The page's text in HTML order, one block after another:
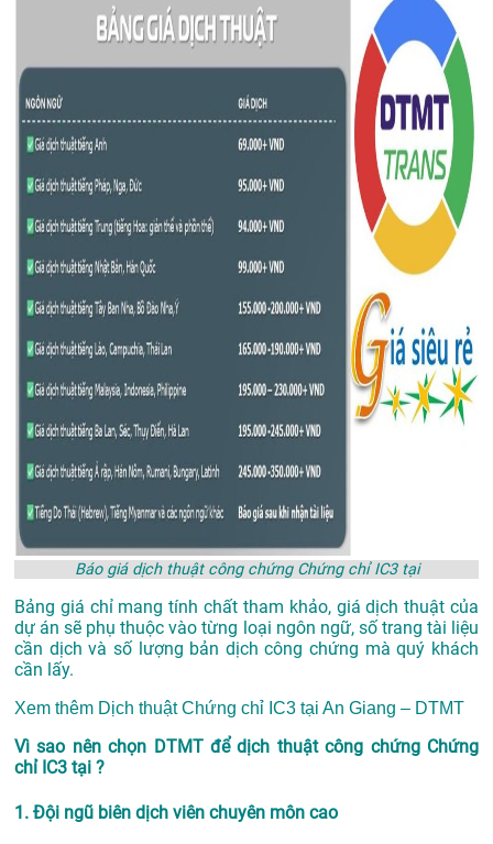
Báo giá dịch thuật công chứng Chứng chỉ IC3 tại
Bảng giá chỉ mang tính chất tham khảo, giá dịch thuật của
dự án sẽ phụ thuộc vào từng loại ngôn ngữ, số trang tài liệu
cần dịch và số lượng bản dịch công chứng mà quý khách
cần lấy.
Xem thêm Dịch thuật Chứng chỉ IC3 tại An Giang – DTMT
Vì sao nên chọn DTMT để dịch thuật công chứng Chứng
chỉ IC3 tại ?
1. Đội ngũ biên dịch viên chuyên môn cao